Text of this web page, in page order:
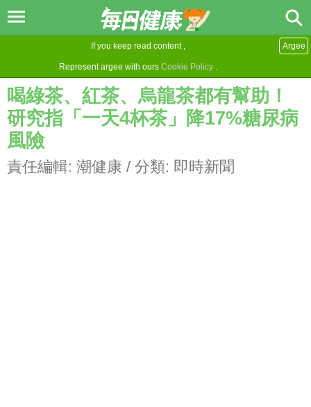
If you keep read content ,
Represent argee with ours Cookie Policy .
Argee
喝綠茶、紅茶、烏龍茶都有幫助！
研究指「一天4杯茶」降17%糖尿病
風險
責任編輯: 潮健康 / 分類: 即時新聞